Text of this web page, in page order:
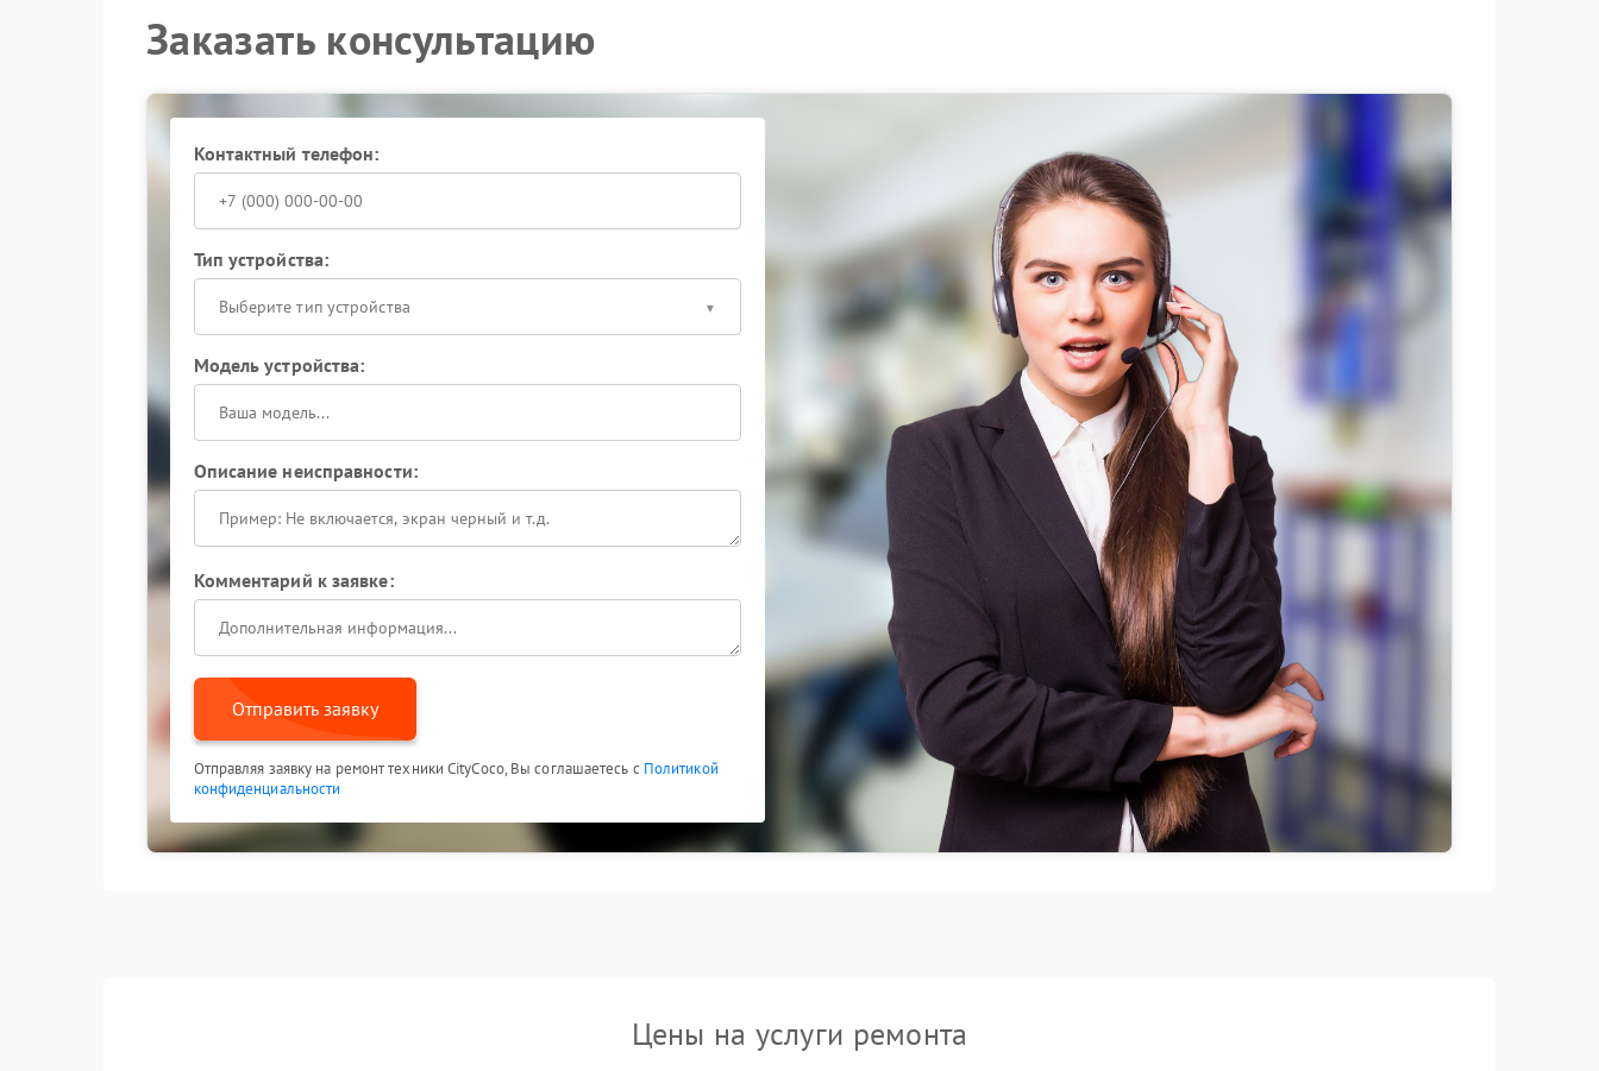
Заказать консультацию
Контактный телефон:
Тип устройства:
Выберите тип устройства
Модель устройства:
Описание неисправности:
Комментарий к заявке:
Отправить заявку
Отправляя заявку на ремонт техники CityCoco, Вы соглашаетесь с Политикой
конфиденциальности
Цены на услуги ремонта